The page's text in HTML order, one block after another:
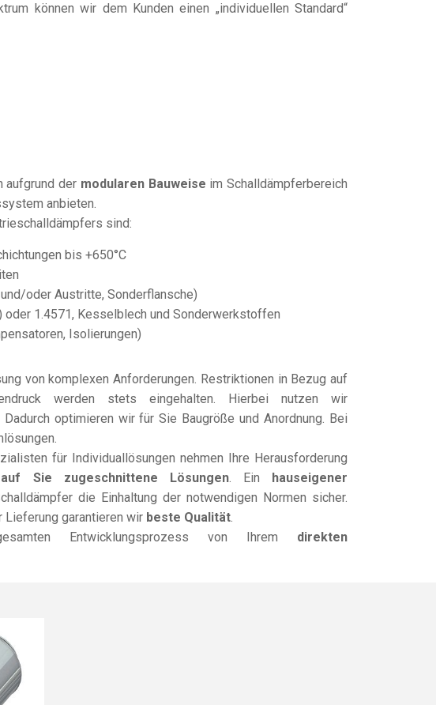
können wir dem Kunden einen „individuellen Standard“
aufgrund der modularen Bauweise im Schalldämpferbereich
anbieten.
sind:
bis +650°C
oder Austritte, Sonderflansche)
1.4571, Kesselblech und Sonderwerkstoffen
Isolierungen)
von komplexen Anforderungen. Restriktionen in Bezug auf
werden stets eingehalten. Hierbei nutzen wir
Dadurch optimieren wir für Sie Baugröße und Anordnung. Bei
für Individuallösungen nehmen Ihre Herausforderung
Sie zugeschnittene Lösungen. Ein hauseigener
die Einhaltung der notwendigen Normen sicher.
Lieferung garantieren wir beste Qualität.
Entwicklungsprozess von Ihrem direkten